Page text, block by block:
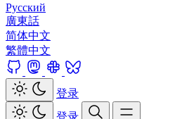
Русский
廣東話
简体中文
繁體中文
登录
登录